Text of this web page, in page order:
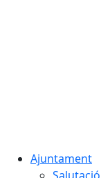
Ajuntament